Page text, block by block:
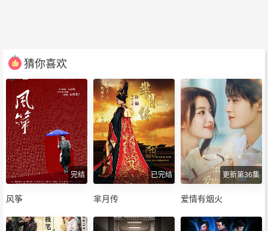
猜你喜欢
完结
风筝
已完结
芈月传
更新第36集
爱情有烟火